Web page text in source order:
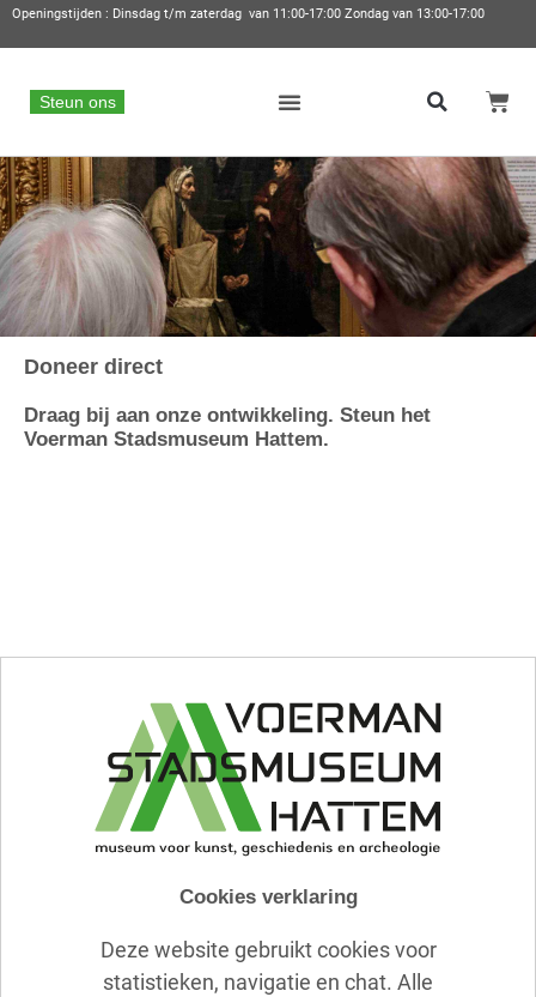
Openingstijden : Dinsdag t/m zaterdag van 11:00-17:00 Zondag van 13:00-17:00
Steun ons
Doneer direct
Draag bij aan onze ontwikkeling. Steun het
Voerman Stadsmuseum Hattem.
Cookies verklaring
Deze website gebruikt cookies voor
statistieken, navigatie en chat. Alle